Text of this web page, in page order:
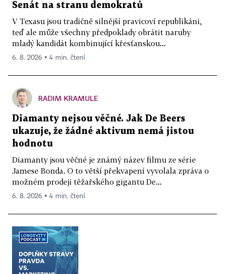
Senát na stranu demokratů
V Texasu jsou tradičně silnější pravicoví republikáni,
teď ale může všechny předpoklady obrátit naruby
mladý kandidát kombinující křesťanskou...
6. 8. 2026 ▪ 4 min. čtení
RADIM KRAMULE
Diamanty nejsou věčné. Jak De Beers
ukazuje, že žádné aktivum nemá jistou
hodnotu
Diamanty jsou věčné je známý název filmu ze série
Jamese Bonda. O to větší překvapení vyvolala zpráva o
možném prodeji těžařského gigantu De...
6. 8. 2026 ▪ 4 min. čtení